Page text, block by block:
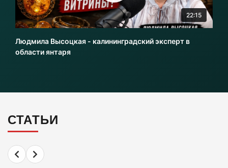
Калининградцы жалуются на автобус № 9
06-08-2026
по «удалёнке» и потеряла деньги
22:15
Людмила Высоцкая - калининградский эксперт в
области янтаря
СТАТЬИ